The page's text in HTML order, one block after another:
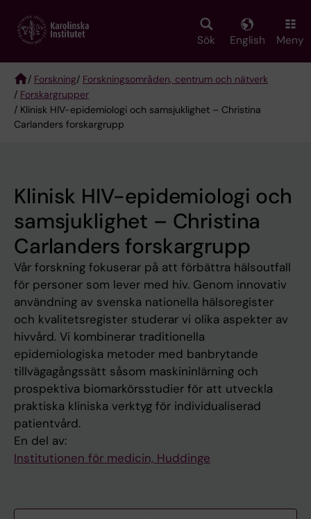
main
Sök English Meny
Breadcrumb
/ Forskning/ Forskningsområden, centrum och nätverk
/ Forskargrupper
/ Klinisk HIV-epidemiologi och samsjuklighet – Christina
Carlanders forskargrupp
Klinisk HIV-epidemiologi och
samsjuklighet – Christina
Carlanders forskargrupp
Vår forskning fokuserar på att förbättra hälsoutfall
för personer som lever med hiv. Genom innovativ
användning av svenska nationella hälsoregister
och kvalitetsregister studerar vi olika aspekter av
hivvård. Vi kombinerar traditionella
epidemiologiska metoder med banbrytande
tillvägagångssätt såsom maskininlärning och
prospektiva biomarkörsstudier för att utveckla
praktiska kliniska verktyg för individualiserad
patientvård.
En del av:
Institutionen för medicin, Huddinge